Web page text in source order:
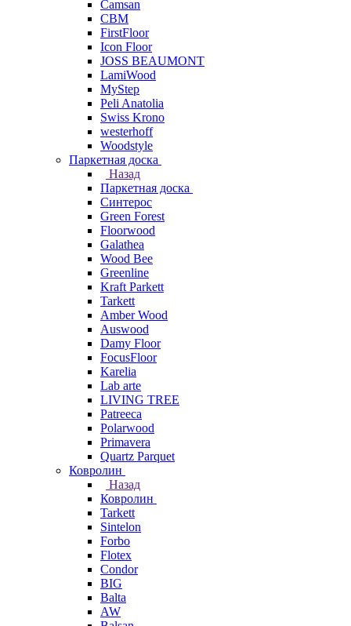
Camsan
CBM
FirstFloor
Icon Floor
JOSS BEAUMONT
LamiWood
MyStep
Peli Anatolia
Swiss Krono
westerhoff
Woodstyle
Паркетная доска
Назад
Паркетная доска
Синтерос
Green Forest
Floorwood
Galathea
Wood Bee
Greenline
Kraft Parkett
Tarkett
Amber Wood
Auswood
Damy Floor
FocusFloor
Karelia
Lab arte
LIVING TREE
Patreeca
Polarwood
Primavera
Quartz Parquet
Ковролин
Назад
Ковролин
Tarkett
Sintelon
Forbo
Flotex
Condor
BIG
Balta
AW